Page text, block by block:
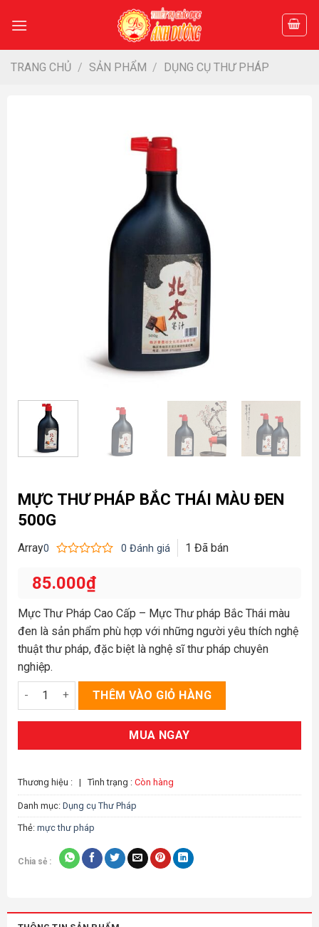
TRANG CHỦ / SẢN PHẨM / DỤNG CỤ THƯ PHÁP
MỰC THƯ PHÁP BẮC THÁI MÀU ĐEN
500G
Array0
xếp
hạng
5
sao
0 Đánh giá 1 Đã bán
85.000₫
Mực Thư Pháp Cao Cấp – Mực Thư pháp Bắc Thái màu
đen là sản phẩm phù hợp với những người yêu thích nghệ
thuật thư pháp, đặc biệt là nghệ sĩ thư pháp chuyên
nghiệp.
Mực Thư pháp Bắc Thái màu đen 500g số lượng
THÊM VÀO GIỎ HÀNG
MUA NGAY
Thương hiệu : | Tình trạng : Còn hàng
Danh mục: Dụng cụ Thư Pháp
Thẻ: mực thư pháp
Chia sẻ :